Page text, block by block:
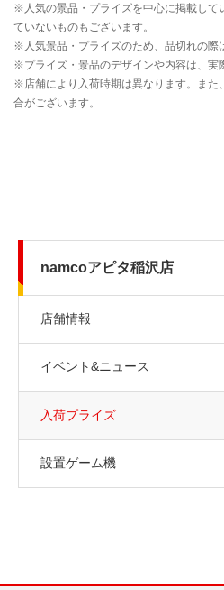
namcoアピタ稲沢店
店舗情報
イベント&ニュース
入荷プライズ
設置ゲーム機